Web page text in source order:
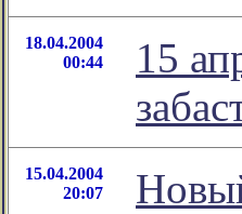
18.04.2004
00:44
15
15.04.2004
20:07